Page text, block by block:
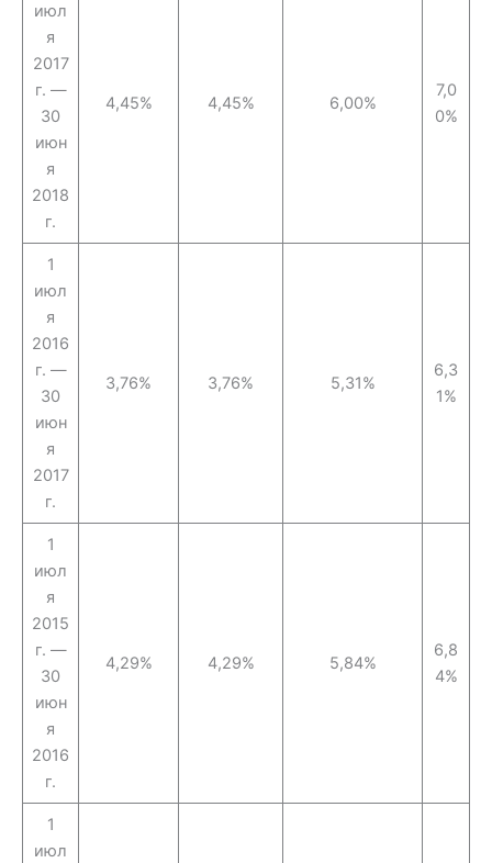
июл
я
2017
г. —
30
июн
я
2018
г.
4,45% 4,45% 6,00%
7,0
0%
1
июл
я
2016
г. —
30
июн
я
2017
г.
3,76% 3,76% 5,31%
6,3
1%
1
июл
я
2015
г. —
30
июн
я
2016
г.
4,29% 4,29% 5,84%
6,8
4%
1
июл